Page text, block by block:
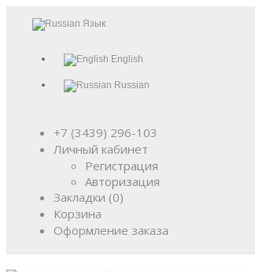
Язык
English
Russian
+7 (3439) 296-103
Личный кабинет
Регистрация
Авторизация
Закладки (0)
Корзина
Оформление заказа